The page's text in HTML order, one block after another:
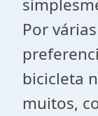
Por
bicicleta
muitos,